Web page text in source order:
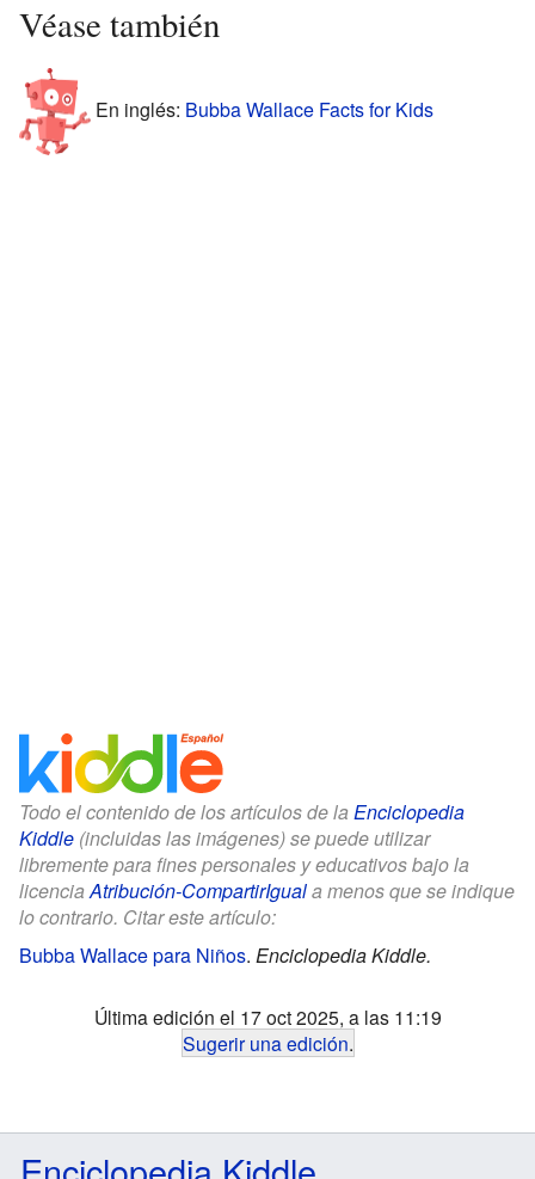
Véase también
En inglés: Bubba Wallace Facts for Kids
Todo el contenido de los artículos de la Enciclopedia
Kiddle (incluidas las imágenes) se puede utilizar
libremente para fines personales y educativos bajo la
licenciaAtribución-CompartirIguala menos que se indique
lo contrario. Citar este artículo:
Bubba Wallace para Niños. Enciclopedia Kiddle.
Última edición el 17 oct 2025, a las 11:19
Sugerir una edición.